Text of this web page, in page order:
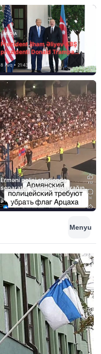
MEDİA
Prezident İlham Əliyev ABŞ
prezidenti Donald Trampa
məktubunda yazıb ki…
8 Avq • 21:43
Erməni polisi stadionda
separatçı “Artsax”ın bayrağını
müsadirə etdi və…
8 Avq • 08:39
Menyu